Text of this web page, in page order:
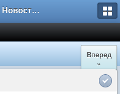
Форум Новостройки
Вперед
»